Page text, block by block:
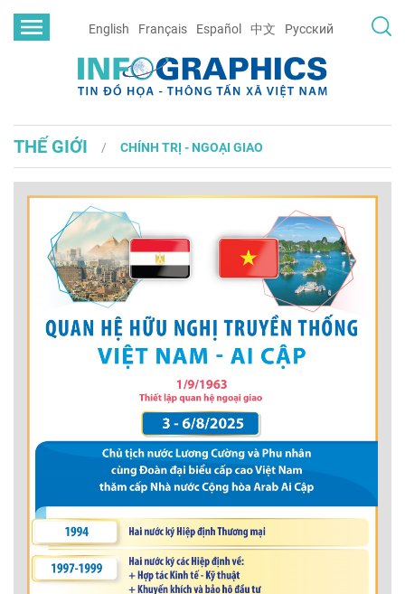
English Français Español 中文 Русский
THẾ GIỚI CHÍNH TRỊ - NGOẠI GIAO